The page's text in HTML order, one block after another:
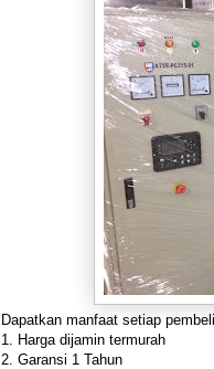
Dapatkan manfaat setiap
1. Harga dijamin termurah
2. Garansi 1 Tahun